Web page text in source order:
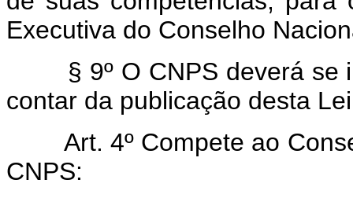
Executiva do Conselho
§ 9º O CNPS deverá se
contar da publicação desta
Art. 4º Compete ao
CNPS: